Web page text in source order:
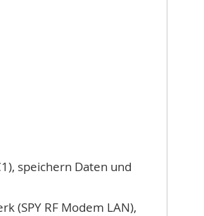
speichern Daten und
(SPY RF Modem LAN),